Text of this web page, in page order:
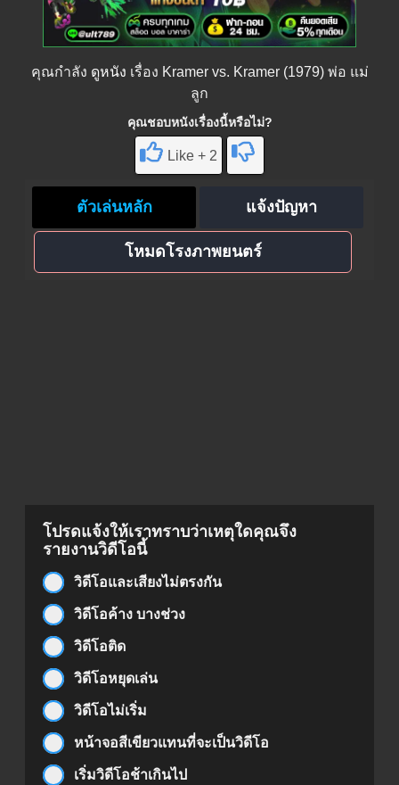
คุณกำลัง ดูหนัง เรื่อง Kramer vs. Kramer (1979) พ่อ แม่
ลูก
คุณชอบหนังเรื่องนี้หรือไม่?
Like + 2
ตัวเล่นหลัก แจ้งปัญหา
โหมดโรงภาพยนตร์
โปรดแจ้งให้เราทราบว่าเหตุใดคุณจึง
รายงานวิดีโอนี้
วิดีโอและเสียงไม่ตรงกัน
วิดีโอค้าง บางช่วง
วิดีโอติด
วิดีโอหยุดเล่น
วิดีโอไม่เริ่ม
หน้าจอสีเขียวแทนที่จะเป็นวิดีโอ
เริ่มวิดีโอช้าเกินไป